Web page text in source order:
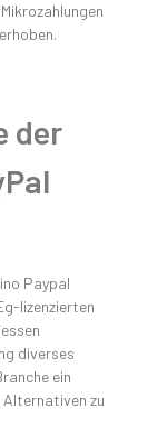
der
Paypal
lizenzierten
diverses
ein
Alternativen zu